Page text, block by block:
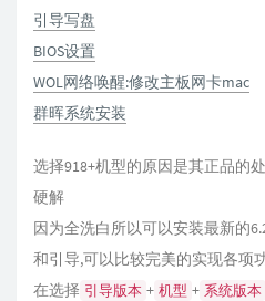
引导写盘
BIOS设置
WOL网络唤醒:修改主板网卡mac
群晖系统安装
选择918+机型的原因是其正品的
硬解
因为全洗白所以可以安装最新的
和引导,可以比较完美的实现各项
在选择 引导版本 + 机型 + 系统版本